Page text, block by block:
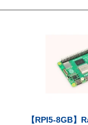
【RPI5-8GB】